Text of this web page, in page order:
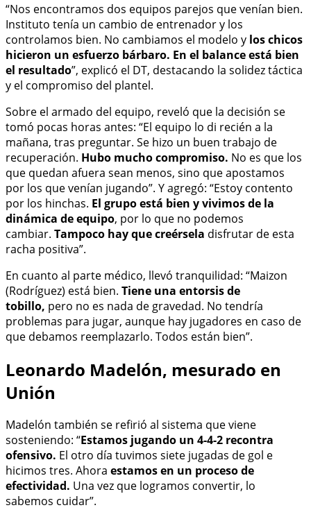
“Nos encontramos dos equipos parejos que venían bien.
Instituto tenía un cambio de entrenador y los
controlamos bien. No cambiamos el modelo y los chicos
hicieron un esfuerzo bárbaro. En el balance está bien
el resultado”, explicó el DT, destacando la solidez táctica
y el compromiso del plantel.
Sobre el armado del equipo, reveló que la decisión se
tomó pocas horas antes: “El equipo lo di recién a la
mañana, tras preguntar. Se hizo un buen trabajo de
recuperación. Hubo mucho compromiso. No es que los
que quedan afuera sean menos, sino que apostamos
por los que venían jugando”. Y agregó: “Estoy contento
por los hinchas. El grupo está bien y vivimos de la
dinámica de equipo, por lo que no podemos
cambiar. Tampoco hay que creérsela disfrutar de esta
racha positiva”.
En cuanto al parte médico, llevó tranquilidad: “Maizon
(Rodríguez) está bien. Tiene una entorsis de
tobillo, pero no es nada de gravedad. No tendría
problemas para jugar, aunque hay jugadores en caso de
que debamos reemplazarlo. Todos están bien”.
Leonardo Madelón, mesurado en
Unión
Madelón también se refirió al sistema que viene
sosteniendo: “Estamos jugando un 4-4-2 recontra
ofensivo. El otro día tuvimos siete jugadas de gol e
hicimos tres. Ahora estamos en un proceso de
efectividad. Una vez que logramos convertir, lo
sabemos cuidar”.